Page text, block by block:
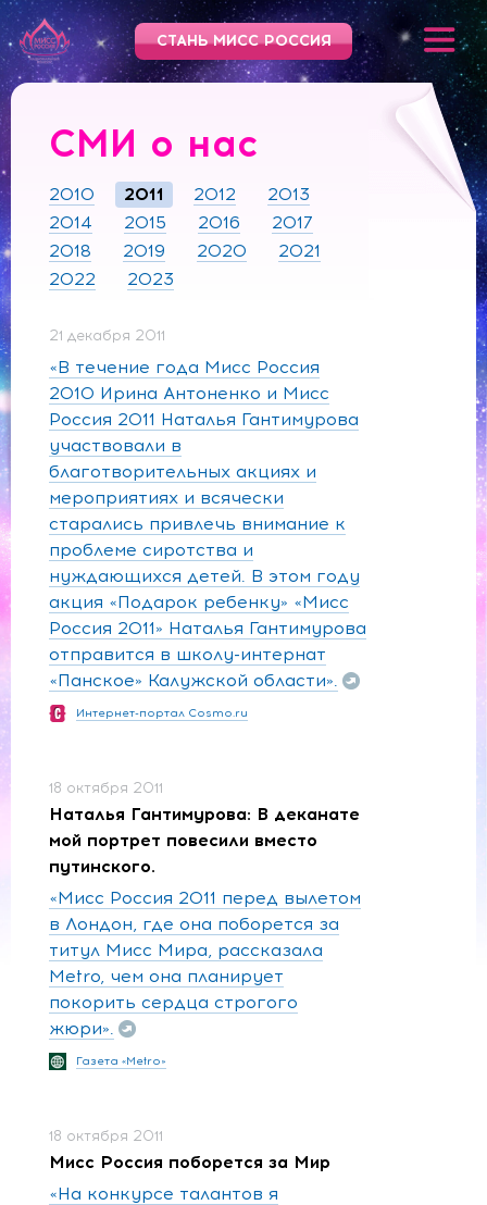
СТАНЬ МИСС РОССИЯ
СМИ о нас
2010 2011 2012
2013
2014
2015 2016
2017
2018
2019 2020
2021
2022
2023
21 декабря 2011
«В течение года Мисс Россия
2010 Ирина Антоненко и Мисс
Россия 2011 Наталья Гантимурова
участвовали в
благотворительных акциях и
мероприятиях и всячески
старались привлечь внимание к
проблеме сиротства и
нуждающихся детей. В этом году
акция «Подарок ребенку» «Мисс
Россия 2011» Наталья Гантимурова
отправится в школу-интернат
«Панское» Калужской области».
Интернет-портал Cosmo.ru
18 октября 2011
Наталья Гантимурова: В деканате
мой портрет повесили вместо
путинского.
«Мисс Россия 2011 перед вылетом
в Лондон, где она поборется за
титул Мисс Мира, рассказала
Metro, чем она планирует
покорить сердца строгого
жюри».
Газета «Metro»
18 октября 2011
Мисс Россия поборется за Мир
«На конкурсе талантов я